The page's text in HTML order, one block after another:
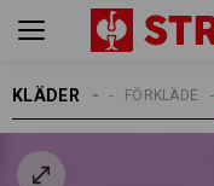
KLÄDER FÖRKLÄDE
DAMER